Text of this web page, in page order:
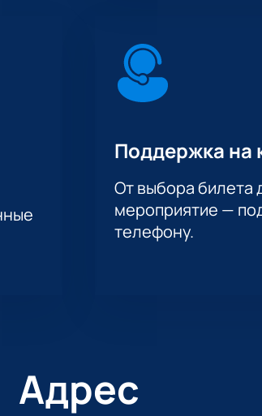
Поддержка на
От выбора билета
мероприятие —
телефону.
Адрес